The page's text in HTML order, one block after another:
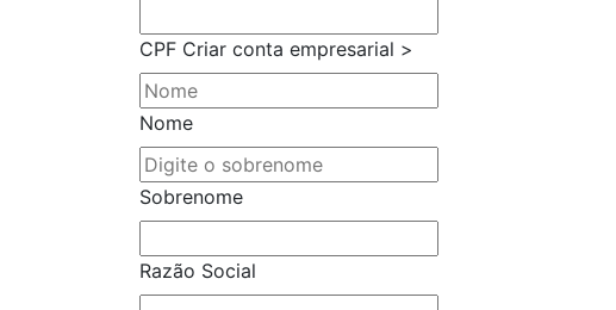
CPF Criar conta empresarial >
Nome
Sobrenome
Razão Social